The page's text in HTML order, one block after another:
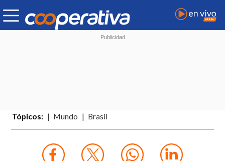
Tópicos: Mundo Brasil